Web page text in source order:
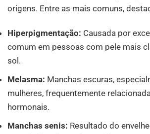
origens. Entre as mais comuns,
Hiperpigmentação: Causada por
comum em pessoas com pele mais
sol.
Melasma: Manchas escuras,
mulheres, frequentemente
hormonais.
Manchas senis: Resultado do